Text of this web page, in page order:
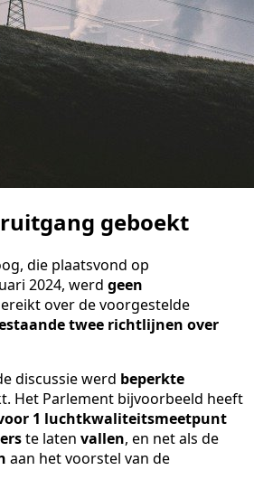
geboekt
die plaatsvond op
2024, werd geen
over de voorgestelde
twee richtlijnen over
discussie werd beperkte
Het Parlement bijvoorbeeld heeft
1 luchtkwaliteitsmeetpunt
te laten vallen, en net als de
aan het voorstel van de